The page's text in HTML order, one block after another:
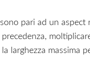
pari ad un aspect
larghezza massima